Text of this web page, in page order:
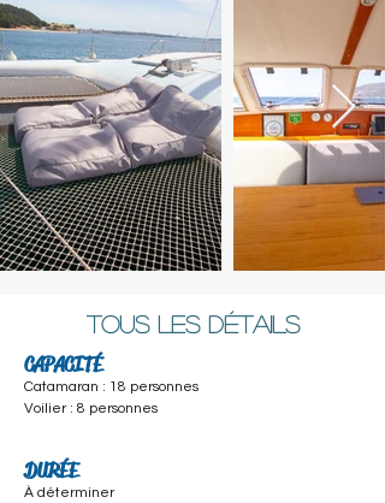
Tous les détails
CAPACITÉ
Catamaran : 18 personnes
Voilier : 8 personnes
DURÉE
À déterminer